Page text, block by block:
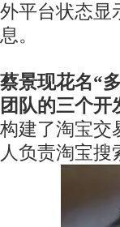
外平台状态显
息。
蔡景现花名“
团队的三个
构建了淘宝交
人负责淘宝搜